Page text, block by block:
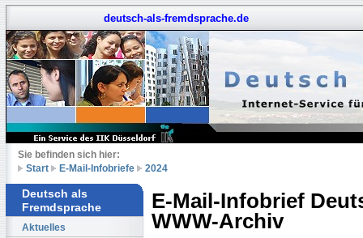
deutsch-als-fremdsprache.de
Sie befinden sich hier:
Start
E-Mail-Infobriefe 2024
Deutsch als
Fremdsprache
Aktuelles
E-Mail-Infobrief
WWW-Archiv